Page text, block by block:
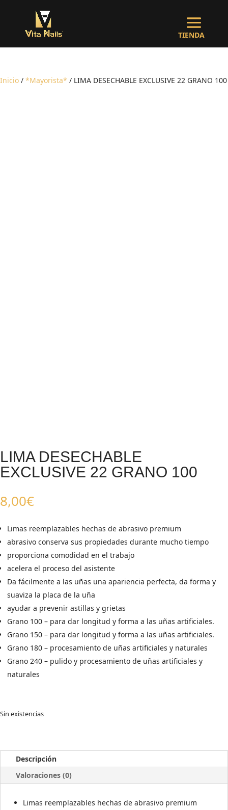
Inicio / *Mayorista* / LIMA DESECHABLE EXCLUSIVE 22 GRANO 100
LIMA DESECHABLE
EXCLUSIVE 22 GRANO 100
8,00€
Limas reemplazables hechas de abrasivo premium
abrasivo conserva sus propiedades durante mucho tiempo
proporciona comodidad en el trabajo
acelera el proceso del asistente
Da fácilmente a las uñas una apariencia perfecta, da forma y
suaviza la placa de la uña
ayudar a prevenir astillas y grietas
Grano 100 – para dar longitud y forma a las uñas artificiales.
Grano 150 – para dar longitud y forma a las uñas artificiales.
Grano 180 – procesamiento de uñas artificiales y naturales
Grano 240 – pulido y procesamiento de uñas artificiales y
naturales
Sin existencias
Descripción
Valoraciones (0)
Limas reemplazables hechas de abrasivo premium